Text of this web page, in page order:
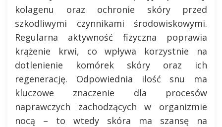
kolagenu oraz ochronie skóry przed
szkodliwymi czynnikami środowiskowymi.
Regularna aktywność fizyczna poprawia
krążenie krwi, co wpływa korzystnie na
dotlenienie komórek skóry oraz ich
regenerację. Odpowiednia ilość snu ma
kluczowe znaczenie dla procesów
naprawczych zachodzących w organizmie
nocą – to wtedy skóra ma szansę na